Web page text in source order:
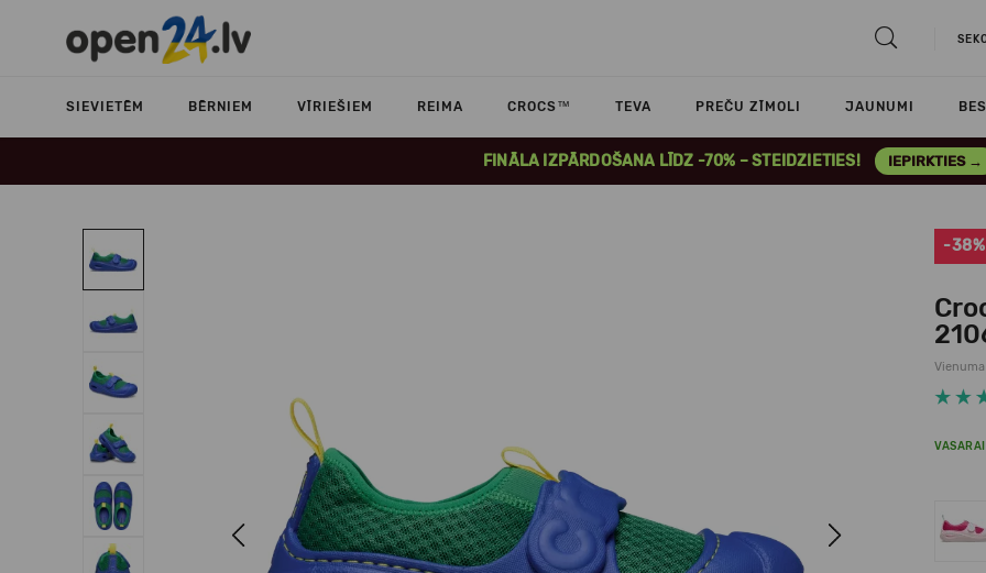
SIEVIETĒM BĒRNIEM VĪRIEŠIEM REIMA CROCS™ TEVA PREČU ZĪMOLI JAUNUMI
FINĀLA IZPĀRDOŠANA LĪDZ -70% – STEIDZIETIES! IEPIRKTIES →
Previous Next
-38%
VASARAI